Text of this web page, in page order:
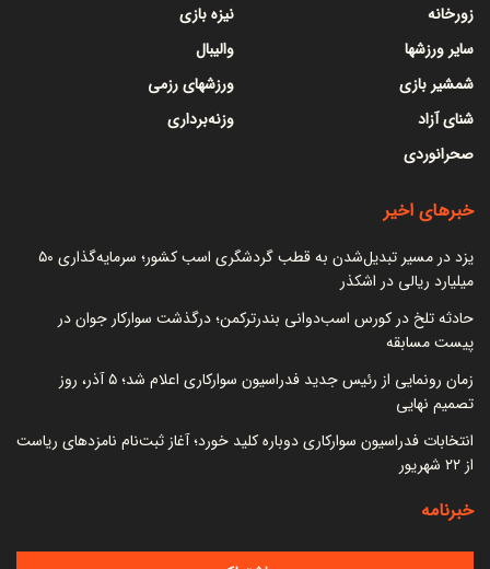
زورخانه
سایر ورزشها
شمشیر بازی
شنای آزاد
صحرانوردی
نیزه بازی
والیبال
ورزشهای رزمی
وزنه‌برداری
خبرهای اخیر
یزد در مسیر تبدیل‌شدن به قطب گردشگری اسب کشور؛ سرمایه‌گذاری ۵۰
میلیارد ریالی در اشکذر
حادثه تلخ در کورس اسب‌دوانی بندرترکمن؛ درگذشت سوارکار جوان در
پیست مسابقه
زمان رونمایی از رئیس جدید فدراسیون سوارکاری اعلام شد؛ ۵ آذر، روز
تصمیم نهایی
انتخابات فدراسیون سوارکاری دوباره کلید خورد؛ آغاز ثبت‌نام نامزدهای ریاست
از ۲۲ شهریور
خبرنامه